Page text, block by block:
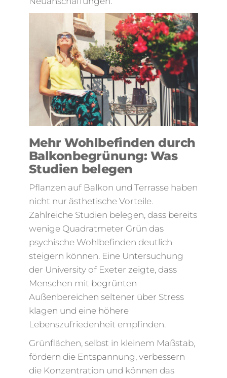
Mehr Wohlbefinden durch
Balkonbegrünung: Was
Studien belegen
Pflanzen auf Balkon und Terrasse haben
nicht nur ästhetische Vorteile.
Zahlreiche Studien belegen, dass bereits
wenige Quadratmeter Grün das
psychische Wohlbefinden deutlich
steigern können. Eine Untersuchung
der University of Exeter zeigte, dass
Menschen mit begrünten
Außenbereichen seltener über Stress
klagen und eine höhere
Lebenszufriedenheit empfinden.
Grünflächen, selbst in kleinem Maßstab,
fördern die Entspannung, verbessern
die Konzentration und können das